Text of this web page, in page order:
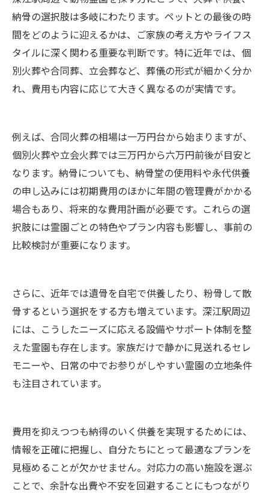
納骨の選択肢は多岐にわたります。ペットとの最後の時
間をどのように迎えるかは、ご家族の考え方やライフス
タイルに深く関わる重要な判断です。特に近年では、個
別火葬や合同葬、立会葬など、葬儀の形式が細かく分か
れ、費用も内容に応じて大きく異なるのが実情です。
例えば、合同火葬の相場は一万円台から始まりますが、
個別火葬や立会火葬では三万円から六万円前後が目安と
なります。納骨についても、納骨堂の使用料や永代供養
の申し込みには初期費用のほかに年間の管理費がかかる
場合もあり、将来的な費用計画が必要です。これらの選
択肢には霊園ごとの特色やプラン内容も影響し、事前の
比較検討が重要になります。
さらに、近年では遺骨を自宅で供養したり、粉骨して散
骨するという選択をする方も増えています。深江駅周辺
には、こうしたニーズに応える設備やサポート体制を整
えた霊園も存在します。家族だけで静かに見送れるセレ
モニーや、日常の中でお参りがしやすい霊園の立地条件
も注目されています。
費用を抑えつつも納得のいく供養を実現するためには、
情報を正確に把握し、自分たちにとって最適なプランを
見極めることが欠かせません。対応力の高い施設を選ぶ
ことで、余計な出費や不安を回避することにもつながり